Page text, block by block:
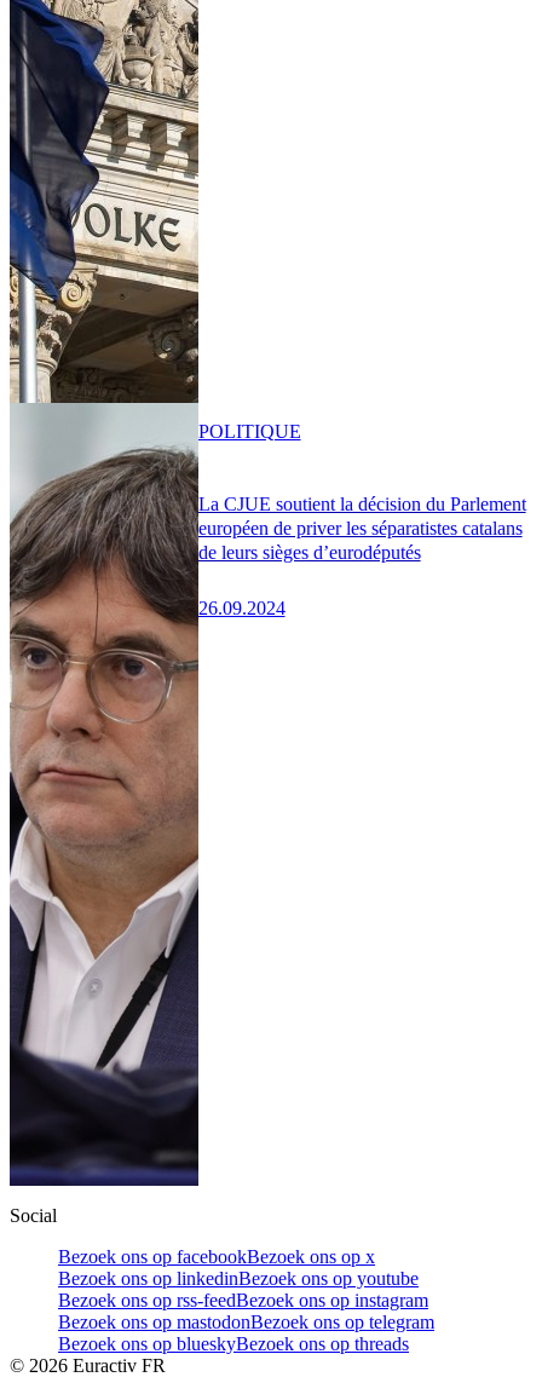
La CJUE soutient la décision du Parlement
européen de priver les séparatistes catalans
de leurs sièges d’eurodéputés
26.09.2024
POLITIQUE
Social
Bezoek ons op facebookBezoek ons op x
Bezoek ons op linkedinBezoek ons op youtube
Bezoek ons op rss-feedBezoek ons op instagram
Bezoek ons op mastodonBezoek ons op telegram
Bezoek ons op blueskyBezoek ons op threads
© 2026 Euractiv FR